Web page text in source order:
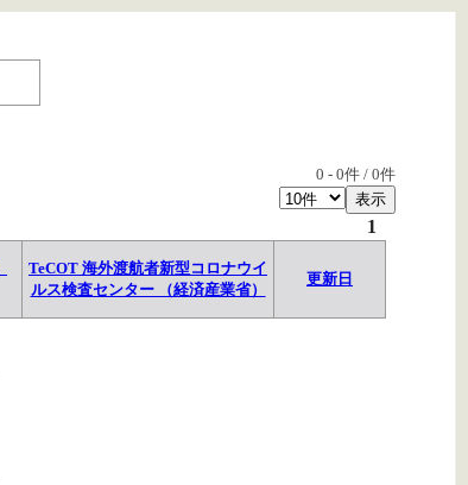
0 - 0件 / 0件
1
TeCOT 海外渡航者新型コロナウイ
ルス検査センター （経済産業省）
更新日